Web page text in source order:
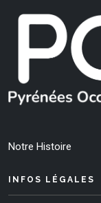
Notre Histoire
INFOS LÉGALES